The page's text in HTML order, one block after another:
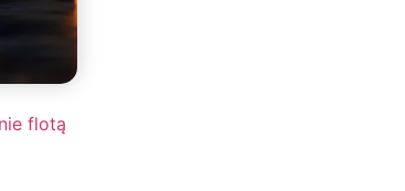
flotą